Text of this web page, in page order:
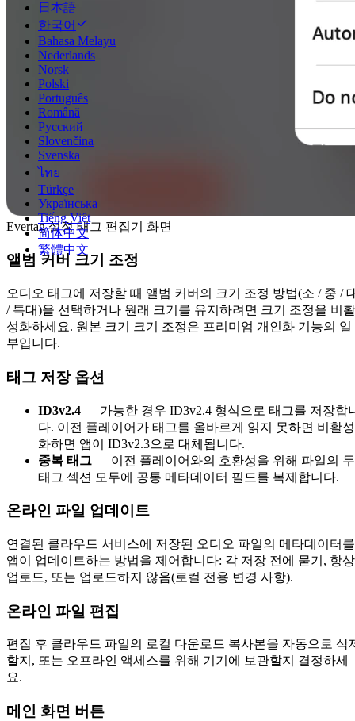
日本語
한국어
Bahasa Melayu
Nederlands
Norsk
Polski
Português
Română
Русский
Slovenčina
Svenska
ไทย
Türkçe
Українська
Tiếng Việt
简体中文
繁體中文
Evertag 설정 태그 편집기 화면
앨범 커버 크기 조정
오디오 태그에 저장할 때 앨범 커버의 크기 조정 방법(소 / 중 /
/ 특대)을 선택하거나 원래 크기를 유지하려면 크기 조정을 비활
성화하세요. 원본 크기 크기 조정은 프리미엄 개인화 기능의 일
부입니다.
태그 저장 옵션
ID3v2.4 — 가능한 경우 ID3v2.4 형식으로 태그를 저장합
다. 이전 플레이어가 태그를 올바르게 읽지 못하면 비활성
화하면 앱이 ID3v2.3으로 대체됩니다.
중복 태그 — 이전 플레이어와의 호환성을 위해 파일의 두
태그 섹션 모두에 공통 메타데이터 필드를 복제합니다.
온라인 파일 업데이트
연결된 클라우드 서비스에 저장된 오디오 파일의 메타데이터를
앱이 업데이트하는 방법을 제어합니다: 각 저장 전에 묻기, 항상
업로드, 또는 업로드하지 않음(로컬 전용 변경 사항).
온라인 파일 편집
편집 후 클라우드 파일의 로컬 다운로드 복사본을 자동으로 삭
할지, 또는 오프라인 액세스를 위해 기기에 보관할지 결정하세
요.
메인 화면 버튼